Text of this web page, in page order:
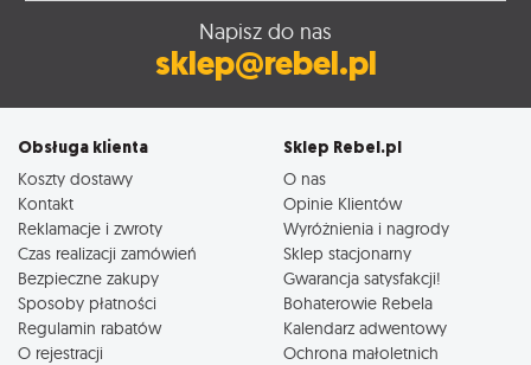
Napisz do nas
sklep@rebel.pl
Obsługa klienta
Koszty dostawy
Kontakt
Reklamacje i zwroty
Czas realizacji zamówień
Bezpieczne zakupy
Sposoby płatności
Regulamin rabatów
O rejestracji
Sklep Rebel.pl
O nas
Opinie Klientów
Wyróżnienia i nagrody
Sklep stacjonarny
Gwarancja satysfakcji!
Bohaterowie Rebela
Kalendarz adwentowy
Ochrona małoletnich